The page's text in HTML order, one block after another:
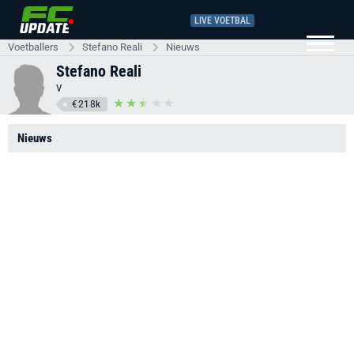
LIVE VOETBAL
Voetballers Stefano Reali Nieuws
Stefano Reali
V
€218k
Nieuws